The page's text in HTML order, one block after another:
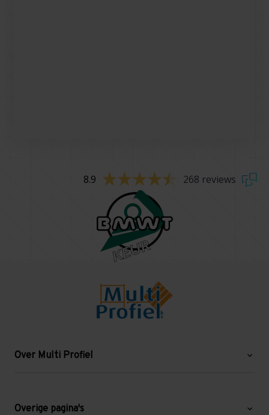
8.9 268 reviews
Over Multi Profiel
Blog
Overige pagina's